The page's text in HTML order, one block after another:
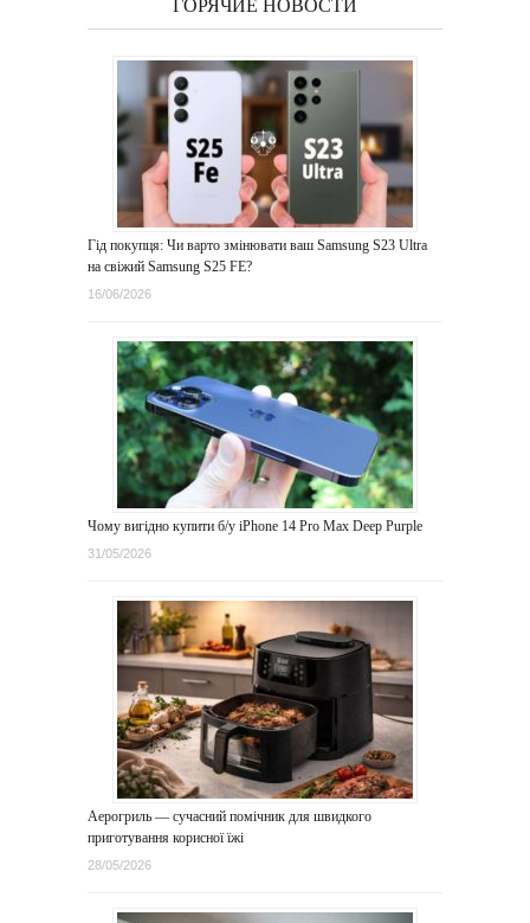
ГОРЯЧИЕ НОВОСТИ
Гід покупця: Чи варто змінювати ваш Samsung S23 Ultra
на свіжий Samsung S25 FE?
16/06/2026
Чому вигідно купити б/у iPhone 14 Pro Max Deep Purple
31/05/2026
Аерогриль — сучасний помічник для швидкого
приготування корисної їжі
28/05/2026